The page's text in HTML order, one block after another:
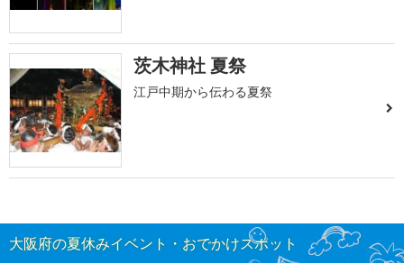
茨木神社 夏祭
江戸中期から伝わる夏祭
大阪府の夏休みイベント・おでかけスポット